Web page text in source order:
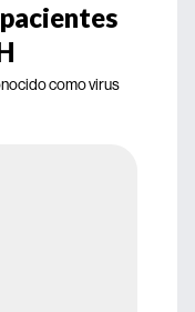
como virus